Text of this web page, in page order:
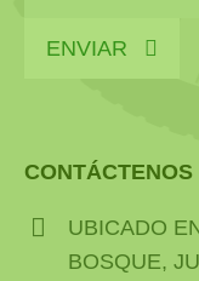
ENVIAR
CONTÁCTENOS
UBICADO
BOSQUE,